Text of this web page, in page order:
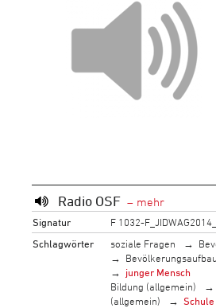
Radio OSF
Signatur
F 1032-
Schlagwörter
soziale Fragen
Bevölkerungsaufbau
junger Mensch
Bildung (allgemein)
(allgemein)
Schule